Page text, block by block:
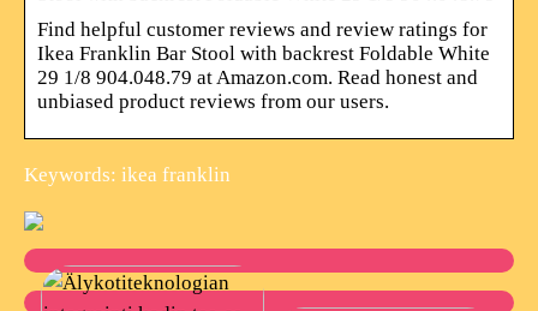
Find helpful customer reviews and review ratings for
Ikea Franklin Bar Stool with backrest Foldable White
29 1/8 904.048.79 at Amazon.com. Read honest and
unbiased product reviews from our users.
Keywords: ikea franklin